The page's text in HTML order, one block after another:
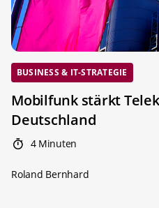
BUSINESS & IT-STRATEGIE
Mobilfunk stärkt
Deutschland
4 Minuten
Roland Bernhard